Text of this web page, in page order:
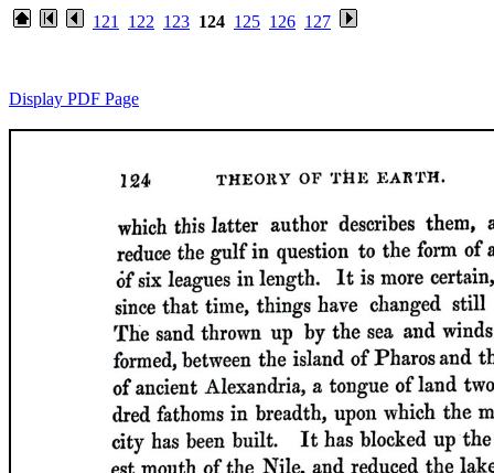
121 122 123 124 125 126 127
Display PDF Page